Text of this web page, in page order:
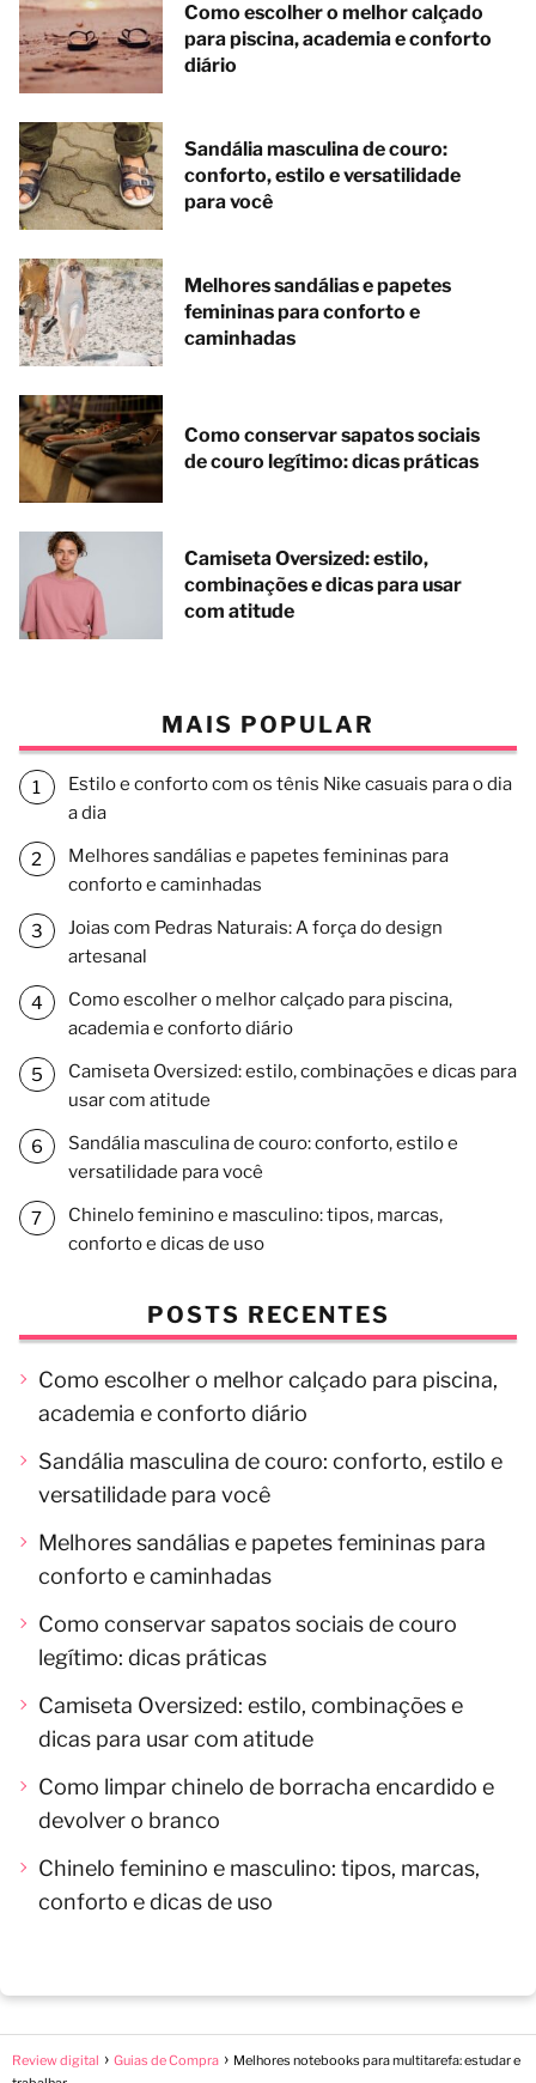
Como escolher o melhor calçado
para piscina, academia e conforto
diário
Sandália masculina de couro:
conforto, estilo e versatilidade
para você
Melhores sandálias e papetes
femininas para conforto e
caminhadas
Como conservar sapatos sociais
de couro legítimo: dicas práticas
Camiseta Oversized: estilo,
combinações e dicas para usar
com atitude
MAIS POPULAR
Estilo e conforto com os tênis Nike casuais para o dia
a dia
Melhores sandálias e papetes femininas para
conforto e caminhadas
Joias com Pedras Naturais: A força do design
artesanal
Como escolher o melhor calçado para piscina,
academia e conforto diário
Camiseta Oversized: estilo, combinações e dicas para
usar com atitude
Sandália masculina de couro: conforto, estilo e
versatilidade para você
Chinelo feminino e masculino: tipos, marcas,
conforto e dicas de uso
POSTS RECENTES
Como escolher o melhor calçado para piscina,
academia e conforto diário
Sandália masculina de couro: conforto, estilo e
versatilidade para você
Melhores sandálias e papetes femininas para
conforto e caminhadas
Como conservar sapatos sociais de couro
legítimo: dicas práticas
Camiseta Oversized: estilo, combinações e
dicas para usar com atitude
Como limpar chinelo de borracha encardido e
devolver o branco
Chinelo feminino e masculino: tipos, marcas,
conforto e dicas de uso
Review digital Guias de Compra
Melhores notebooks para multitarefa: estudar e